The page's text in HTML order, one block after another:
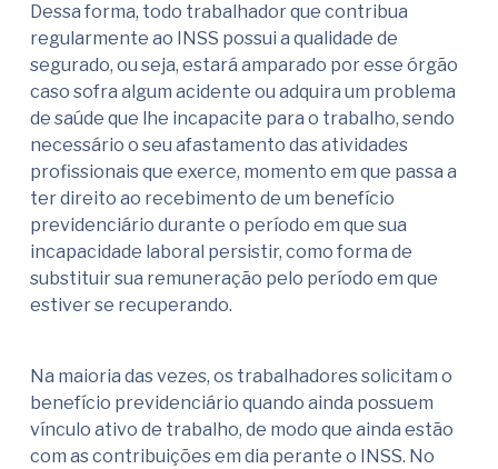
Dessa forma, todo trabalhador que contribua
regularmente ao INSS possui a qualidade de
segurado, ou seja, estará amparado por esse órgão
caso sofra algum acidente ou adquira um problema
de saúde que lhe incapacite para o trabalho, sendo
necessário o seu afastamento das atividades
profissionais que exerce, momento em que passa a
ter direito ao recebimento de um benefício
previdenciário durante o período em que sua
incapacidade laboral persistir, como forma de
substituir sua remuneração pelo período em que
estiver se recuperando.
Na maioria das vezes, os trabalhadores solicitam o
benefício previdenciário quando ainda possuem
vínculo ativo de trabalho, de modo que ainda estão
com as contribuições em dia perante o INSS. No